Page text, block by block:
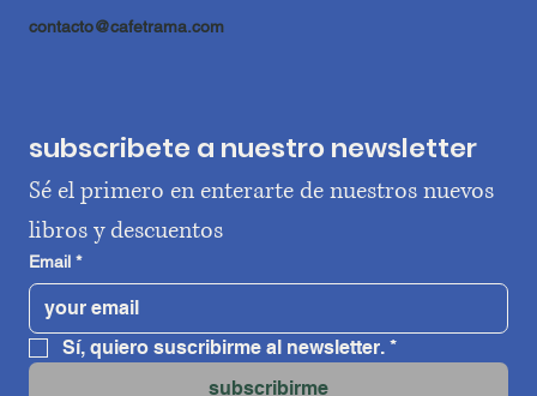
contacto@cafetrama.com
subscribete a nuestro newsletter
Sé el primero en enterarte de nuestros nuevos
libros y descuentos
Email *
Sí, quiero suscribirme al newsletter. *
subscribirme